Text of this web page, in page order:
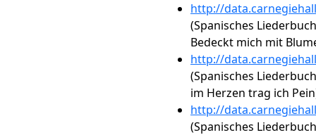
http://
(Spanisches
Bedeckt mich mit
http://
(Spanisches
im Herzen trag ich
http://
(Spanisches